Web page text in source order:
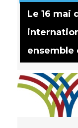
Le 16 mai
ensemble